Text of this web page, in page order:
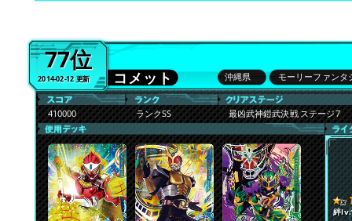
77位
2014-02-12 更新 コメット 沖縄県 モーリーファンタ
410000 ランクSS 最凶武神鎧武決戦 ステージ7
絆